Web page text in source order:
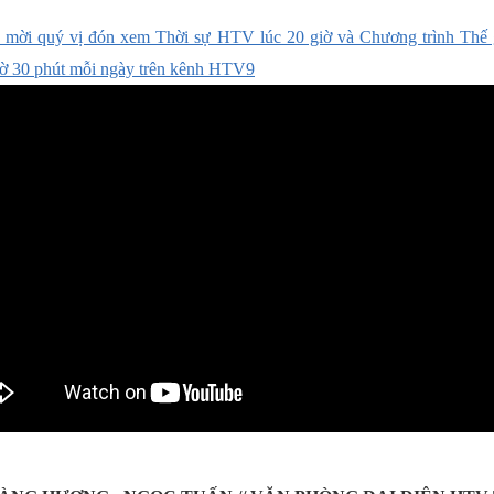
quý vị đón xem Thời sự HTV lúc 20 giờ và Chương trình Thế
30 phút mỗi ngày trên kênh HTV9